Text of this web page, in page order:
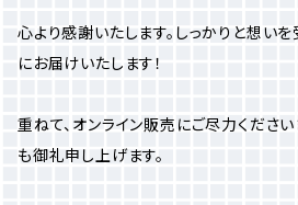
心より感謝いたします。しっかりと想い
にお届けいたします！
重ねて、オンライン販売にご尽力くださ
も御礼申し上げます。